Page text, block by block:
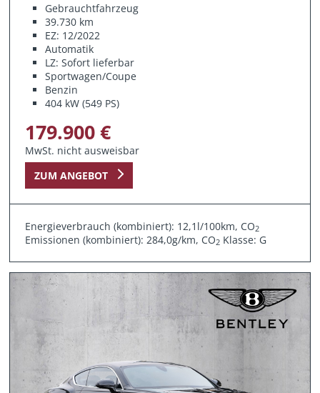
Gebrauchtfahrzeug
39.730 km
EZ: 12/2022
Automatik
LZ: Sofort lieferbar
Sportwagen/Coupe
Benzin
404 kW (549 PS)
179.900 €
MwSt. nicht ausweisbar
ZUM ANGEBOT
Energieverbrauch (kombiniert): 12,1l/100km, CO2
Emissionen (kombiniert): 284,0g/km, CO2 Klasse: G